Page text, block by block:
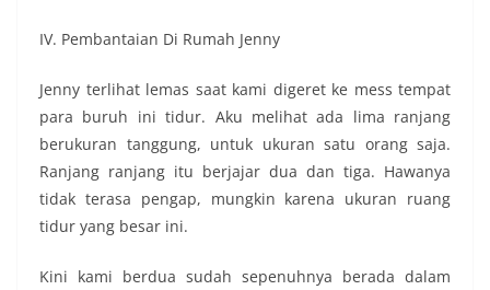
IV. Pembantaian Di Rumah Jenny
Jenny terlihat lemas saat kami digeret ke mess tempat
para buruh ini tidur. Aku melihat ada lima ranjang
berukuran tanggung, untuk ukuran satu orang saja.
Ranjang ranjang itu berjajar dua dan tiga. Hawanya
tidak terasa pengap, mungkin karena ukuran ruang
tidur yang besar ini.
Kini kami berdua sudah sepenuhnya berada dalam